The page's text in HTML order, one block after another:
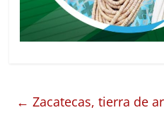
← Zacatecas, tierra de